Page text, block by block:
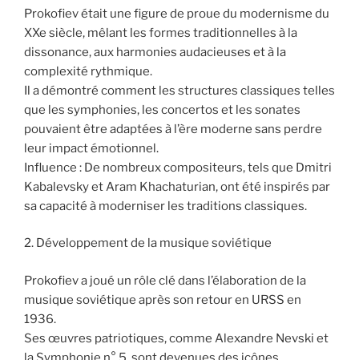
Prokofiev était une figure de proue du modernisme du
XXe siècle, mêlant les formes traditionnelles à la
dissonance, aux harmonies audacieuses et à la
complexité rythmique.
Il a démontré comment les structures classiques telles
que les symphonies, les concertos et les sonates
pouvaient être adaptées à l’ère moderne sans perdre
leur impact émotionnel.
Influence : De nombreux compositeurs, tels que Dmitri
Kabalevsky et Aram Khachaturian, ont été inspirés par
sa capacité à moderniser les traditions classiques.
2. Développement de la musique soviétique
Prokofiev a joué un rôle clé dans l’élaboration de la
musique soviétique après son retour en URSS en
1936.
Ses œuvres patriotiques, comme Alexandre Nevski et